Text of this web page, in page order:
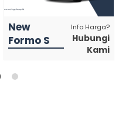
New
Formo S
Info Harga?
Hubungi
Kami